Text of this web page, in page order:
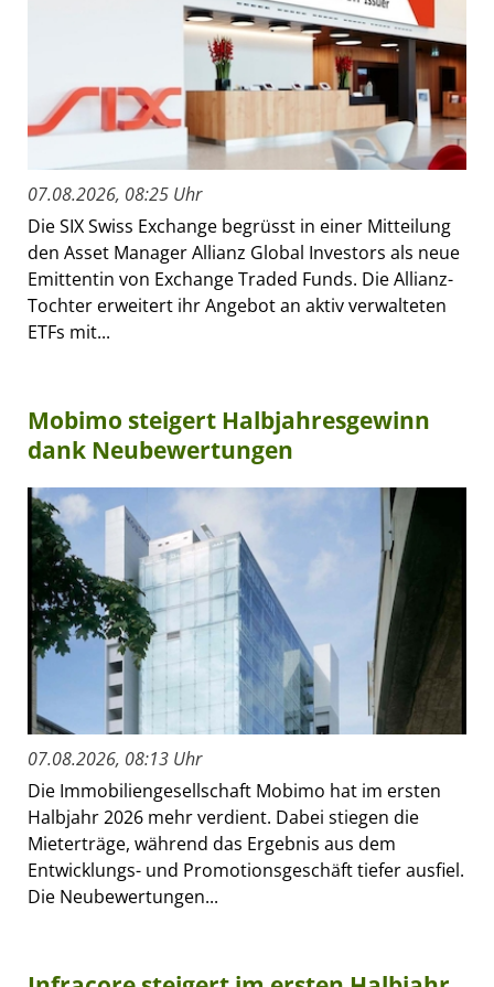
07.08.2026, 08:25 Uhr
Die SIX Swiss Exchange begrüsst in einer Mitteilung
den Asset Manager Allianz Global Investors als neue
Emittentin von Exchange Traded Funds. Die Allianz-
Tochter erweitert ihr Angebot an aktiv verwalteten
ETFs mit...
Mobimo steigert Halbjahresgewinn
dank Neubewertungen
07.08.2026, 08:13 Uhr
Die Immobiliengesellschaft Mobimo hat im ersten
Halbjahr 2026 mehr verdient. Dabei stiegen die
Mieterträge, während das Ergebnis aus dem
Entwicklungs- und Promotionsgeschäft tiefer ausfiel.
Die Neubewertungen...